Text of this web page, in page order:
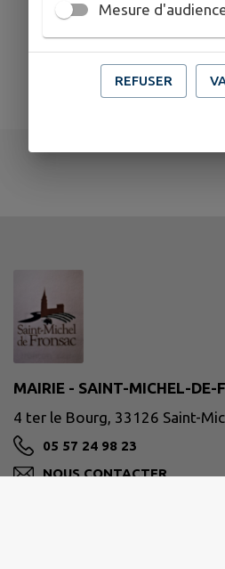
MAIRIE - SAINT-MICHEL-DE-
4 ter le Bourg, 33126 Saint-
05 57 24 98 23
NOUS CONTACTER
Mesure
REFUSER